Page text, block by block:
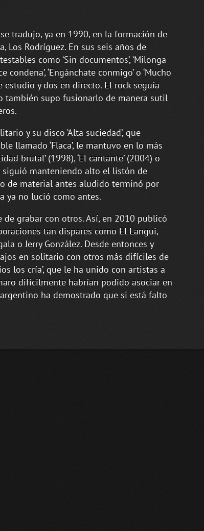
tradujo, ya en 1990, en la formación de
Los Rodríguez. En sus seis años de
como ‘Sin documentos’, ‘Milonga
condena’, ‘Engánchate conmigo’ o ‘Mucho
estudio y dos en directo. El rock seguía
también supo fusionarlo de manera sutil
y su disco ‘Alta suciedad’, que
llamado ‘Flaca’, le mantuvo en lo más
brutal’ (1998), ‘El cantante’ (2004) o
siguió manteniendo alto el listón de
de material antes aludido terminó por
ya no lució como antes.
grabar con otros. Así, en 2010 publicó
tan dispares como El Langui,
o Jerry González. Desde entonces y
en solitario con otros más difíciles de
los cría’, que le ha unido con artistas a
difícilmente habrían podido asociar en
ha demostrado que si está falto